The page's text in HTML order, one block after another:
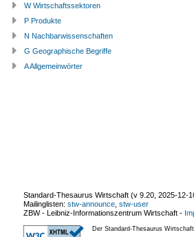
W Wirtschaftssektoren
P Produkte
N Nachbarwissenschaften
G Geographische Begriffe
A Allgemeinwörter
Standard-Thesaurus Wirtschaft (v 9.20 2025-12-
Mailinglisten: stw-announce stw-user
ZBW - Leibniz-Informationszentrum Wirtschaft -
Der Standard-Thesaurus